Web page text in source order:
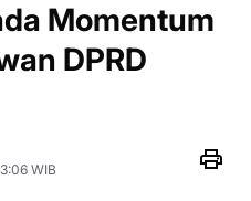
Momentum
DPRD
WIB